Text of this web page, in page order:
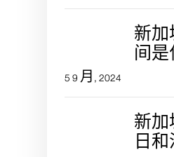
新加
间是
5 9 月, 2024
新加
日